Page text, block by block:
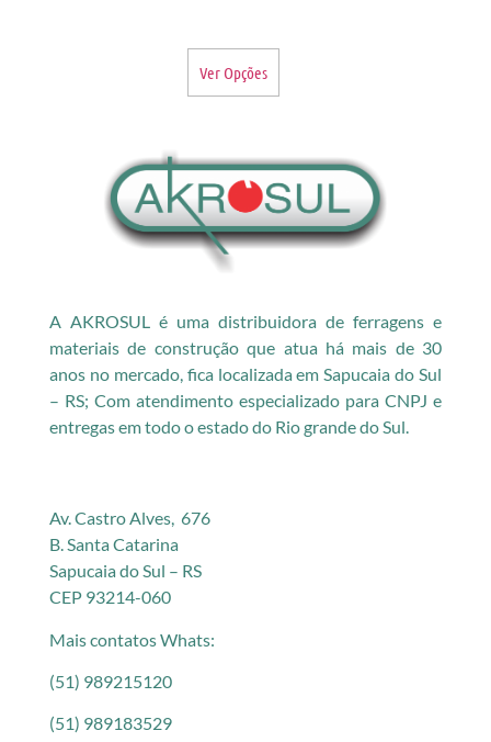
Ver Opções
A AKROSUL é uma distribuidora de ferragens e
materiais de construção que atua há mais de 30
anos no mercado, fica localizada em Sapucaia do Sul
– RS; Com atendimento especializado para CNPJ e
entregas em todo o estado do Rio grande do Sul.
Av. Castro Alves, 676
B. Santa Catarina
Sapucaia do Sul – RS
CEP 93214-060
Mais contatos Whats:
(51) 989215120
(51) 989183529